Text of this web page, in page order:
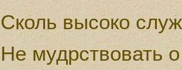
Сколь высоко
Не мудрствовать